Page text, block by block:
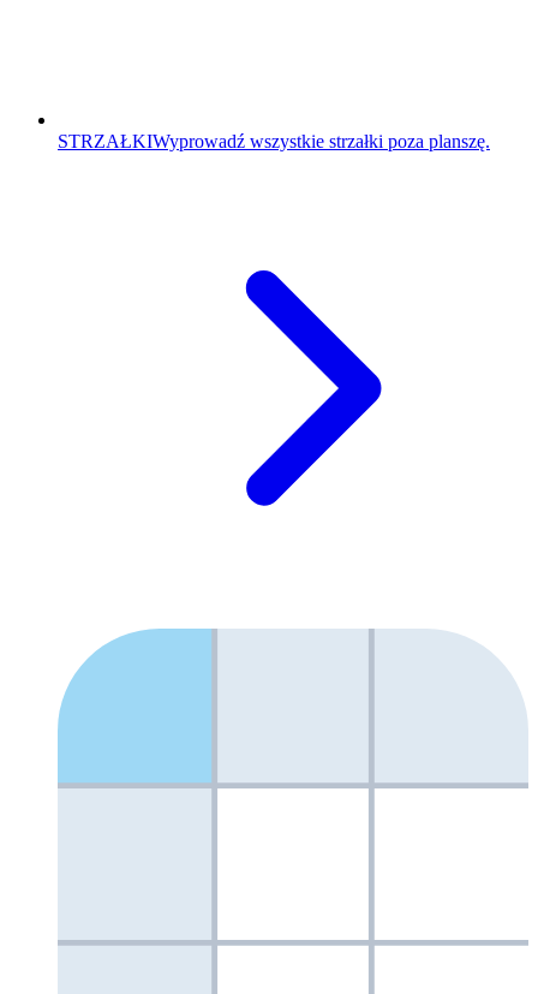
STRZAŁKIWyprowadź wszystkie strzałki poza planszę.